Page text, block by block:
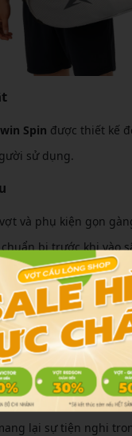
Spin được thiết kế
sử dụng.
và phụ kiện gọn
bị trước khi vào
tốt hơn khi di
giúp giảm áp lực lên
kế gọn nhẹ giúp
thấy vướng víu.
lại sự tiện nghi